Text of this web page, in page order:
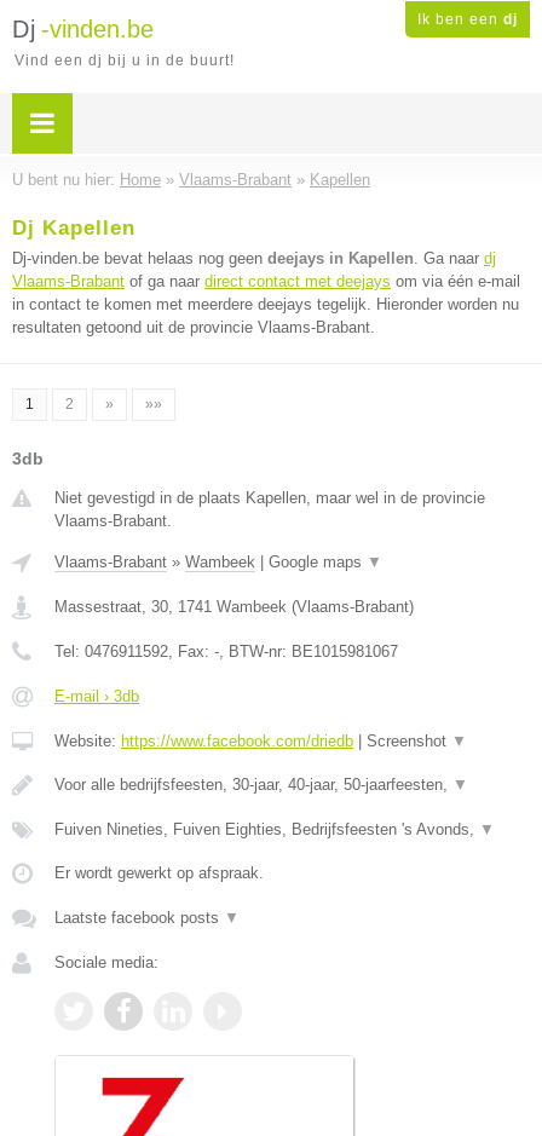
Ik ben een dj
Dj -vinden.be
Vind een dj bij u in de buurt!
U bent nu hier: Home » Vlaams-Brabant » Kapellen
Dj Kapellen
Dj-vinden.be bevat helaas nog geen deejays in Kapellen. Ga naar dj
Vlaams-Brabant of ga naar direct contact met deejays om via één e-mail
in contact te komen met meerdere deejays tegelijk. Hieronder worden nu
resultaten getoond uit de provincie Vlaams-Brabant.
1 2 » »»
3db
Niet gevestigd in de plaats Kapellen, maar wel in de provincie
Vlaams-Brabant.
Vlaams-Brabant » Wambeek Google maps ▼
Massestraat, 30, 1741 Wambeek (Vlaams-Brabant)
Tel: 0476911592, Fax: -, BTW-nr: BE1015981067
E-mail › 3db
Website: https://www.facebook.com/driedb Screenshot ▼
Voor alle bedrijfsfeesten, 30-jaar, 40-jaar, 50-jaarfeesten, ▼
Fuiven Nineties, Fuiven Eighties, Bedrijfsfeesten 's Avonds, ▼
Er wordt gewerkt op afspraak.
Laatste facebook posts ▼
Sociale media: